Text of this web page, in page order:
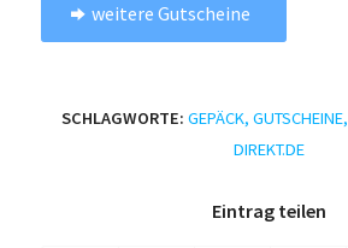
weitere Gutscheine
SCHLAGWORTE: GEPÄCK, GUTSCHEINE,
DIREKT.DE
Eintrag teilen